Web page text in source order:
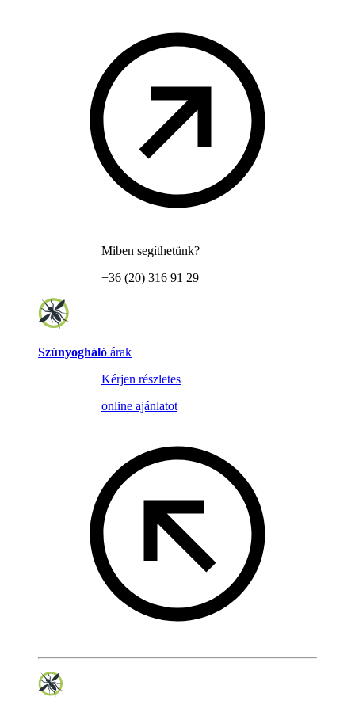
Miben segíthetünk?
+36 (20) 316 91 29
Szúnyogháló árak
Kérjen részletes
online ajánlatot